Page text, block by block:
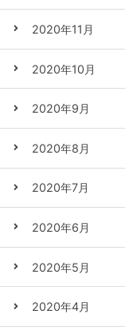
2020年11月
2020年10月
2020年9月
2020年8月
2020年7月
2020年6月
2020年5月
2020年4月